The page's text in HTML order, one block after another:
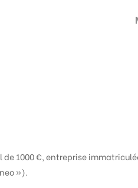
1000 €, entreprise
»).